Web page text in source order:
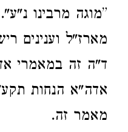
”מוגה מרבינו
מארז"ל וענינים
ד"ה זה במאמרי
אדה"א הנחות
מאמר זה.